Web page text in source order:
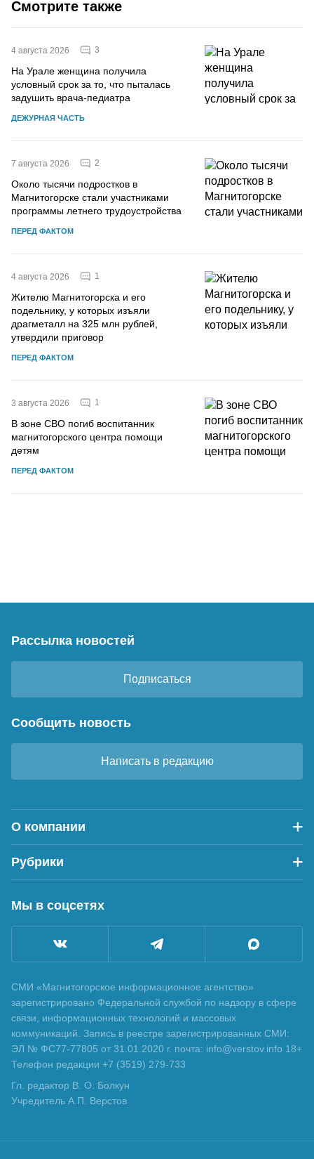
Смотрите также
4 августа 2026 3
На Урале женщина получила
условный срок за то, что пыталась
задушить врача-педиатра
ДЕЖУРНАЯ ЧАСТЬ
7 августа 2026 2
Около тысячи подростков в
Магнитогорске стали участниками
программы летнего трудоустройства
ПЕРЕД ФАКТОМ
4 августа 2026 1
Жителю Магнитогорска и его
подельнику, у которых изъяли
драгметалл на 325 млн рублей,
утвердили приговор
ПЕРЕД ФАКТОМ
3 августа 2026 1
В зоне СВО погиб воспитанник
магнитогорского центра помощи
детям
ПЕРЕД ФАКТОМ
Рассылка новостей
Подписаться
Сообщить новость
Написать в редакцию
О компании
Рубрики
Мы в соцсетях
СМИ «Магнитогорское информационное агентство»
зарегистрировано Федеральной службой по надзору в сфере
связи, информационных технологий и массовых
коммуникаций. Запись в реестре зарегистрированных СМИ:
ЭЛ № ФС77-77805 от 31.01.2020 г. почта: info@verstov.info 18+
Телефон редакции +7 (3519) 279-733
Гл. редактор В. О. Болкун
Учредитель А.П. Верстов